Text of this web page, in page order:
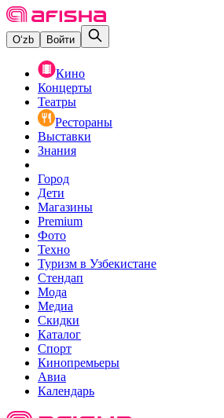
O‘zb Войти
Кино
Концерты
Театры
Рестораны
Выставки
Знания
Город
Дети
Магазины
Premium
Фото
Техно
Туризм в Узбекистане
Стендап
Мода
Медиа
Скидки
Каталог
Спорт
Кинопремьеры
Авиа
Календарь